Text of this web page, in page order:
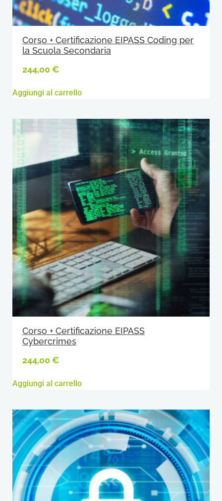
Corso + Certificazione EIPASS Coding per
la Scuola Secondaria
244,00 €
Aggiungi al carrello
Corso + Certificazione EIPASS
Cybercrimes
244,00 €
Aggiungi al carrello